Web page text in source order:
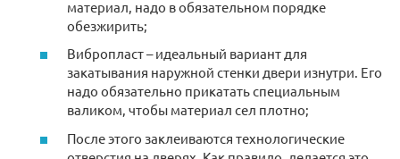
материал, надо в обязательном порядке
обезжирить;
Вибропласт – идеальный вариант для
закатывания наружной стенки двери изнутри. Его
надо обязательно прикатать специальным
валиком, чтобы материал сел плотно;
После этого заклеиваются технологические